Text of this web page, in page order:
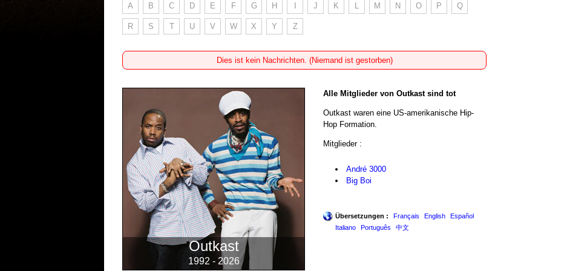
A B C D E F G H J K L M N O P Q
R S T U V W X Y Z
Dies ist kein Nachrichten. (Niemand ist gestorben)
Outkast
1992 - 2026
Alle Mitglieder von Outkast sind tot
Outkast waren eine US-amerikanische Hip-
Hop Formation.
Mitglieder :
André 3000
Big Boi
Übersetzungen : Français English
Español
Italiano
Português 中文